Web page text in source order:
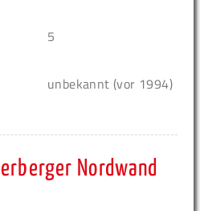
5
unbekannt (vor 1994)
Nordwand